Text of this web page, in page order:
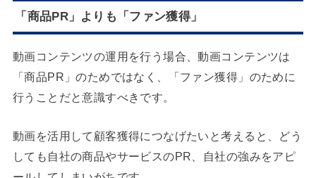
「商品PR」よりも「ファン獲得」
動画コンテンツの運用を行う場合、動画コンテンツは
「商品PR」のためではなく、「ファン獲得」のために
行うことだと意識すべきです。
動画を活用して顧客獲得につなげたいと考えると、どう
しても自社の商品やサービスのPR、自社の強みをアピ